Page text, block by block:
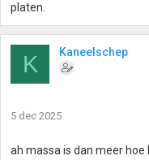
platen.
K Kaneelschep
5 dec 2025
ah massa is dan meer